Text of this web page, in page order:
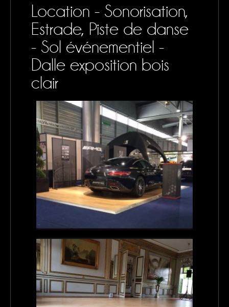
SONORISATION, VAISSELLE ET NAPPAGE
NOS RÉALISATIONS
CONTACTS
MON PANIER
Location - Sonorisation,
Estrade, Piste de danse
- Sol événementiel -
Dalle exposition bois
clair